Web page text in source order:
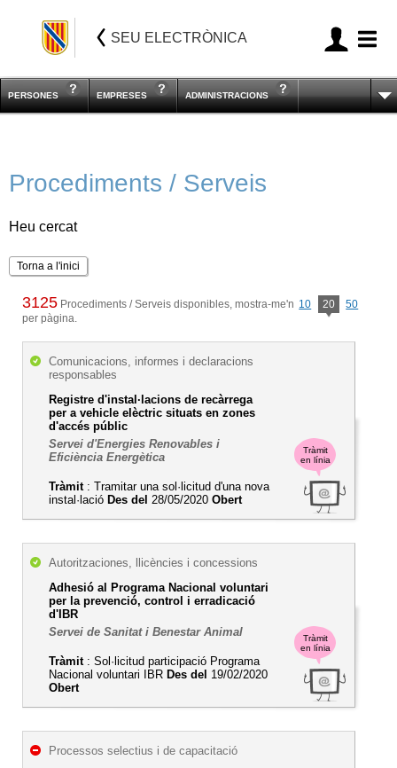
SEU ELECTRÒNICA
PERSONES EMPRESES ADMINISTRACIONS
Procediments / Serveis
Heu cercat
Torna a l'inici
3125 Procediments / Serveis disponibles, mostra-me'n 10 20
50
per pàgina.
Tràmit
en línia
Comunicacions, informes i declaracions
responsables
Registre d'instal·lacions de recàrrega
per a vehicle elèctric situats en zones
d'accés públic
Servei d'Energies Renovables i
Eficiència Energètica
Tràmit: Tramitar una sol·licitud d'una nova
instal·lació Des del 28/05/2020 Obert
Tràmit
en línia
Autoritzaciones, llicències i concessions
Adhesió al Programa Nacional voluntari
per la prevenció, control i erradicació
d'IBR
Servei de Sanitat i Benestar Animal
Tràmit: Sol·licitud participació Programa
Nacional voluntari IBR Des del 19/02/2020
Obert
Processos selectius i de capacitació